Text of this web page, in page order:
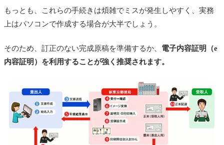
もっとも、これらの手続きは煩雑でミスが発生しやすく、実務
上はパソコンで作成する場合が大半でしょう。
そのため、訂正のない完成原稿を準備するか、 電子内容証明（e
内容証明）を利用することが強く推奨されます。